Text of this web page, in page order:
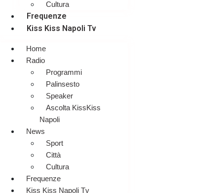
Cultura
Frequenze
Kiss Kiss Napoli Tv
Home
Radio
Programmi
Palinsesto
Speaker
Ascolta KissKiss
Napoli
News
Sport
Città
Cultura
Frequenze
Kiss Kiss Napoli Tv